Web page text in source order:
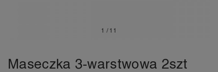
1 / 11
Maseczka 3-warstwowa 2szt